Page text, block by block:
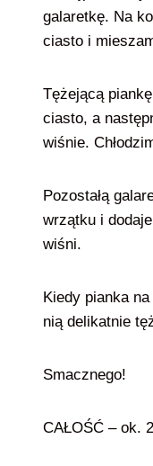
galaretkę. Na
ciasto i
Tężejącą
ciasto, a
wiśnie.
Pozostałą
wrzątku i
wiśni.
Kiedy pianka
nią delikatnie
Smacznego!
CAŁOŚĆ – ok.